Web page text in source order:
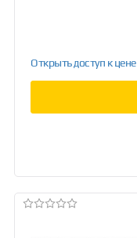
Открыть доступ к цене